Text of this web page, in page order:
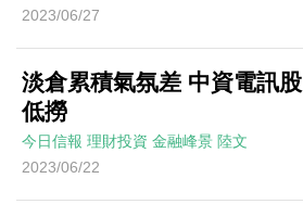
2023/06/27
淡倉累積氣氛差 中資電訊股
低撈
今日信報 理財投資 金融峰景 陸文
2023/06/22